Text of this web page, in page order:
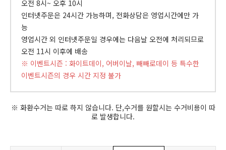
오전 8시~ 오후 10시
인터넷주문은 24시간 가능하며, 전화상담은 영업시간에만 가
능
영업시간 외 인터넷주문일 경우에는 다음날 오전에 처리되므로
오전 11시 이후에 배송
※ 이벤트시즌 : 화이트데이, 어버이날, 빼빼로데이 등 특수한
이벤트시즌의 경우 시간 지정 불가
※ 화환수거는 따로 하지 않습니다. 단,수거를 원할시는 수거비용이 따
로 발생합니다.